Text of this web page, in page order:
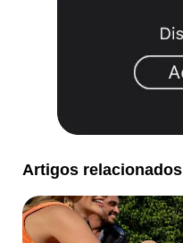
Artigos relacionados